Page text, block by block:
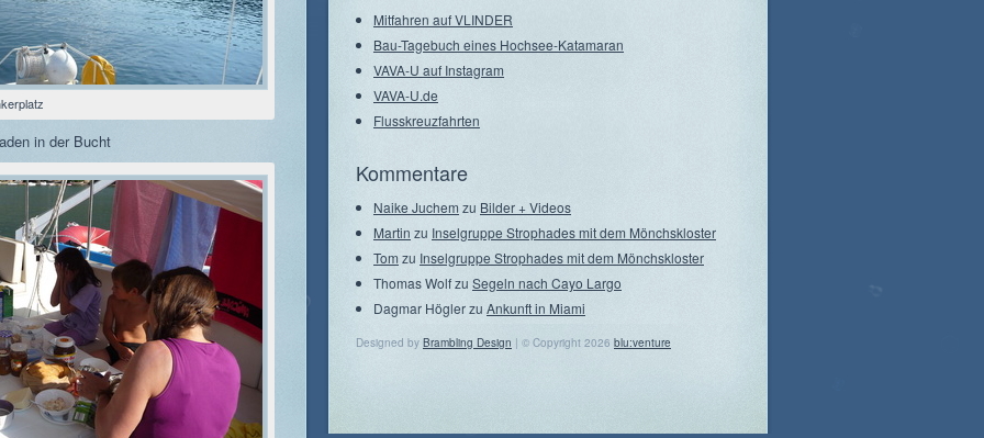
in der Bucht
Mitfahren auf VLINDER
Bau-Tagebuch eines Hochsee-Katamaran
VAVA-U auf Instagram
VAVA-U.de
Flusskreuzfahrten
Kommentare
Naike Juchemzu Bilder + Videos
Martin zu Inselgruppe Strophades mit dem Mönchskloster
Tom zu Inselgruppe Strophades mit dem Mönchskloster
Thomas Wolfzu Segeln nach Cayo Largo
Dagmar Höglerzu Ankunft in Miami
Designed by Brambling Design | © Copyright 2026 blu:venture